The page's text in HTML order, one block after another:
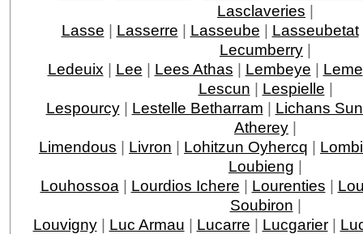
Lasclaveries |
Lasse | Lasserre | Lasseube | Lasseubetat
Lecumberry |
Ledeuix | Lee | Lees Athas | Lembeye | Leme
Lescun | Lespielle |
Lespourcy| Lestelle Betharram | Lichans
Atherey |
Limendous | Livron | Lohitzun Oyhercq |
Loubieng |
Louhossoa | Lourdios Ichere | Lourenties |
Soubiron |
Louvigny| Luc Armau | Lucarre | Lucgarier|